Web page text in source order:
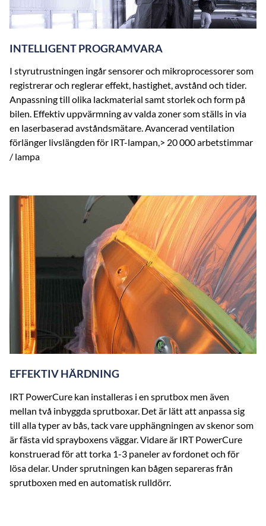
INTELLIGENT PROGRAMVARA
I styrutrustningen ingår sensorer och mikroprocessorer som
registrerar och reglerar effekt, hastighet, avstånd och tider.
Anpassning till olika lackmaterial samt storlek och form på
bilen. Effektiv uppvärmning av valda zoner som ställs in via
en laserbaserad avståndsmätare. Avancerad ventilation
förlänger livslängden för IRT-lampan,> 20 000 arbetstimmar
/ lampa
EFFEKTIV HÄRDNING
IRT PowerCure kan installeras i en sprutbox men även
mellan två inbyggda sprutboxar. Det är lätt att anpassa sig
till alla typer av bås, tack vare upphängningen av skenor som
är fästa vid sprayboxens väggar. Vidare är IRT PowerCure
konstruerad för att torka 1-3 paneler av fordonet och för
lösa delar. Under sprutningen kan bågen separeras från
sprutboxen med en automatisk rulldörr.